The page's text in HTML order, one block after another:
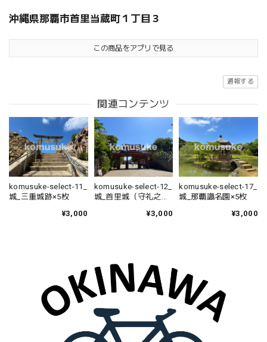
沖縄県那覇市首里当蔵町１丁目３
この商品をアプリで見る
通報する
関連コンテンツ
komusuke-select-11_
城_三重城跡×5枚
¥3,000
komusuke-select-12_
城_首里城（守礼之門
¥3,000
komusuke-select-17_
城_那覇識名園×5枚
¥3,000